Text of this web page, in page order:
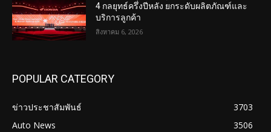
4 กลยุทธ์ครึ่งปีหลัง ยกระดับผลิตภัณฑ์และ
บริการลูกค้า
สิงหาคม 6, 2026
POPULAR CATEGORY
ข่าวประชาสัมพันธ์
3703
Auto News
3506